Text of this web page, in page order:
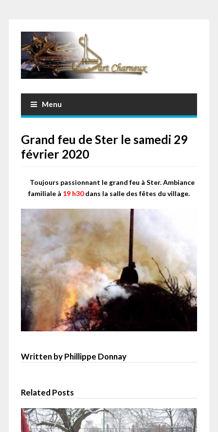
Menu
Grand feu de Ster le samedi 29
février 2020
Toujours passionnant le grand feu à Ster. Ambiance
familiale à 19 h30 dans la salle des fêtes du village.
Written by Phillippe Donnay
Related Posts